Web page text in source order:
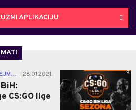
APLIKACIJU
DOBRA VIJEST ZA DOMAĆE GEJMERE 28.01.2021.
CS:GO lige
0